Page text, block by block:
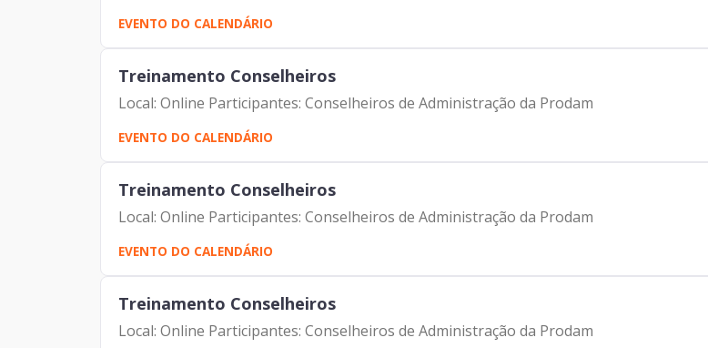
EVENTO DO CALENDÁRIO
Treinamento Conselheiros
Local: Online Participantes: Conselheiros de Administração da Prodam
EVENTO DO CALENDÁRIO
Treinamento Conselheiros
Local: Online Participantes: Conselheiros de Administração da Prodam
EVENTO DO CALENDÁRIO
Treinamento Conselheiros
Local: Online Participantes: Conselheiros de Administração da Prodam